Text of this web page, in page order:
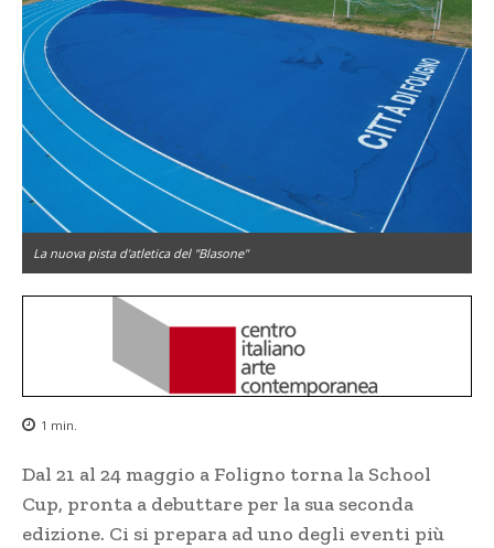
La nuova pista d'atletica del "Blasone"
1 min.
Dal 21 al 24 maggio a Foligno torna la School
Cup, pronta a debuttare per la sua seconda
edizione. Ci si prepara ad uno degli eventi più